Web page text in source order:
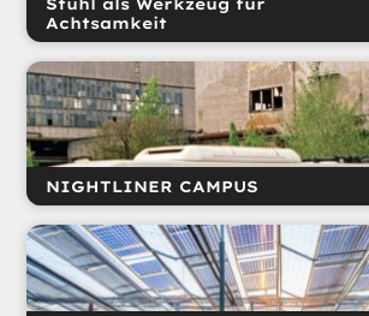
Achtsamkeit
NIGHTLINER CAMPUS